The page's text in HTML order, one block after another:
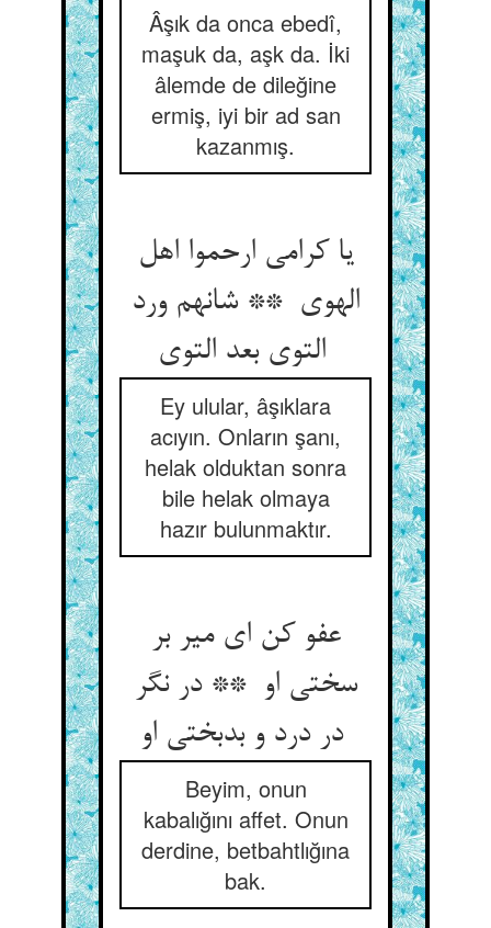
Âşık da onca ebedî,
maşuk da, aşk da. İki
âlemde de dileğine
ermiş, iyi bir ad san
kazanmış.
یا کرامی ارحموا اهل
الهوی ** شانهم ورد
التوی بعد التوی
Ey ulular, âşıklara
acıyın. Onların şanı,
helak olduktan sonra
bile helak olmaya
hazır bulunmaktır.
عفو کن ای میر بر
سختی او ** در نگر
در درد و بدبختی او
Beyim, onun
kabalığını affet. Onun
derdine, betbahtlığına
bak.